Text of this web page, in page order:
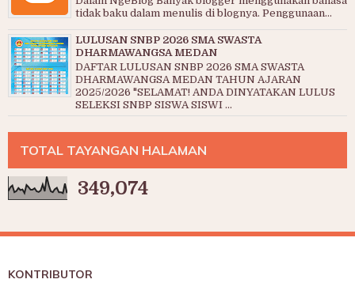
tidak baku dalam menulis di blognya. Penggunaan...
LULUSAN SNBP 2026 SMA SWASTA
DHARMAWANGSA MEDAN
DAFTAR LULUSAN SNBP 2026 SMA SWASTA
DHARMAWANGSA MEDAN TAHUN AJARAN
2025/2026 "SELAMAT! ANDA DINYATAKAN LULUS
SELEKSI SNBP SISWA SISWI ...
TOTAL TAYANGAN HALAMAN
349,074
KONTRIBUTOR